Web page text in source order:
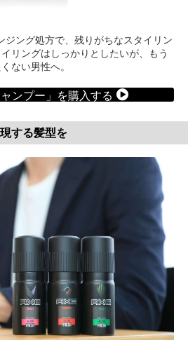
ジング処方で、残りがちなスタイリン
リングはしっかりとしたいが、もう
ない男性へ。
ャンプー」を購入する
する髪型を